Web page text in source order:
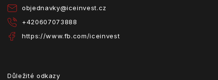
objednavky@iceinvest.cz
+420607073888
https://www.fb.com/iceinvest
Důležité odkazy